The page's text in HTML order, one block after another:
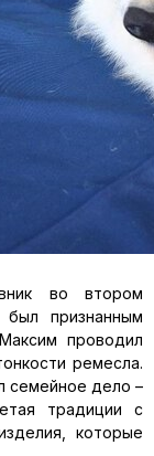
во втором
признанным
проводил
ремесла.
семейное дело –
традиции с
которые